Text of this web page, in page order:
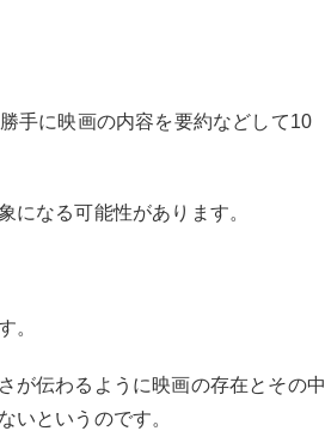
手に映画の内容を要約などして10
になる可能性があります。
。
が伝わるように映画の存在とその中
いというのです。